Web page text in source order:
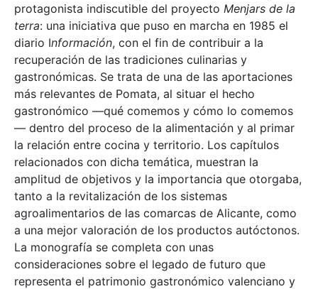
protagonista indiscutible del proyecto Menjars de la
terra: una iniciativa que puso en marcha en 1985 el
diario Información, con el fin de contribuir a la
recuperación de las tradiciones culinarias y
gastronómicas. Se trata de una de las aportaciones
más relevantes de Pomata, al situar el hecho
gastronómico —qué comemos y cómo lo comemos
— dentro del proceso de la alimentación y al primar
la relación entre cocina y territorio. Los capítulos
relacionados con dicha temática, muestran la
amplitud de objetivos y la importancia que otorgaba,
tanto a la revitalización de los sistemas
agroalimentarios de las comarcas de Alicante, como
a una mejor valoración de los productos autóctonos.
La monografía se completa con unas
consideraciones sobre el legado de futuro que
representa el patrimonio gastronómico valenciano y